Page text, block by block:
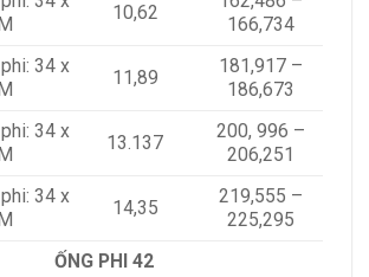
10,62
166,734
34 x
11,89
181,917 –
186,673
34 x
13.137
200, 996 –
206,251
34 x
14,35
219,555 –
225,295
ỐNG PHI 42